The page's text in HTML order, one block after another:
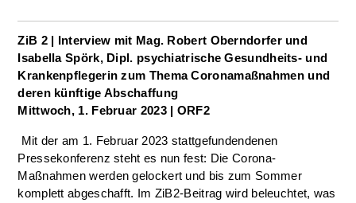
ZiB 2| Interview mit Mag. Robert Oberndorfer und
Isabella Spörk, Dipl. psychiatrische Gesundheits- und
Krankenpflegerin zum Thema Coronamaßnahmen und
deren künftige Abschaffung
Mittwoch, 1. Februar 2023 | ORF2
Mit der am 1. Februar 2023 stattgefundendenen
Pressekonferenz steht es nun fest: Die Corona-
Maßnahmen werden gelockert und bis zum Sommer
komplett abgeschafft. Im ZiB2-Beitrag wird beleuchtet, was